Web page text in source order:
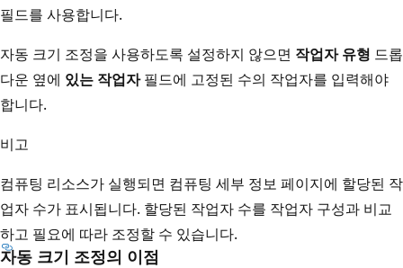
필드를 사용합니다.
자동 크기 조정을 사용하도록 설정하지 않으면 작업자 유형 드롭
다운 옆에 있는 작업자필드에 고정된 수의 작업자를 입력해야
합니다.
비고
컴퓨팅 리소스가 실행되면 컴퓨팅 세부 정보 페이지에 할당된 작
업자 수가 표시됩니다. 할당된 작업자 수를 작업자 구성과 비교
하고 필요에 따라 조정할 수 있습니다.
자동 크기 조정의 이점